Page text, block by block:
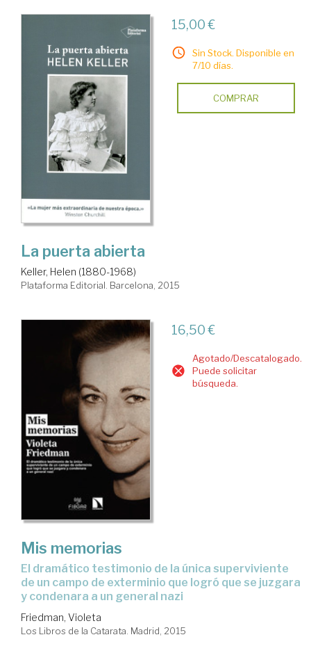
15,00 €
Sin Stock. Disponible en
7/10 días.
COMPRAR
La puerta abierta
Keller, Helen (1880-1968)
Plataforma Editorial. Barcelona, 2015
16,50 €
Agotado/Descatalogado.
Puede solicitar
búsqueda.
Mis memorias
el dramático testimonio de la única superviviente
de un campo de exterminio que logró que se juzgara
y condenara a un general nazi
Friedman, Violeta
Los Libros de la Catarata. Madrid, 2015